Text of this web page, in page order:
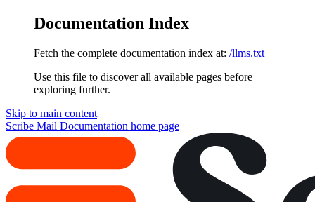
Documentation Index
Fetch the complete documentation index at: /llms.txt
Use this file to discover all available pages before
exploring further.
Skip to main content
Scribe Mail Documentation home page